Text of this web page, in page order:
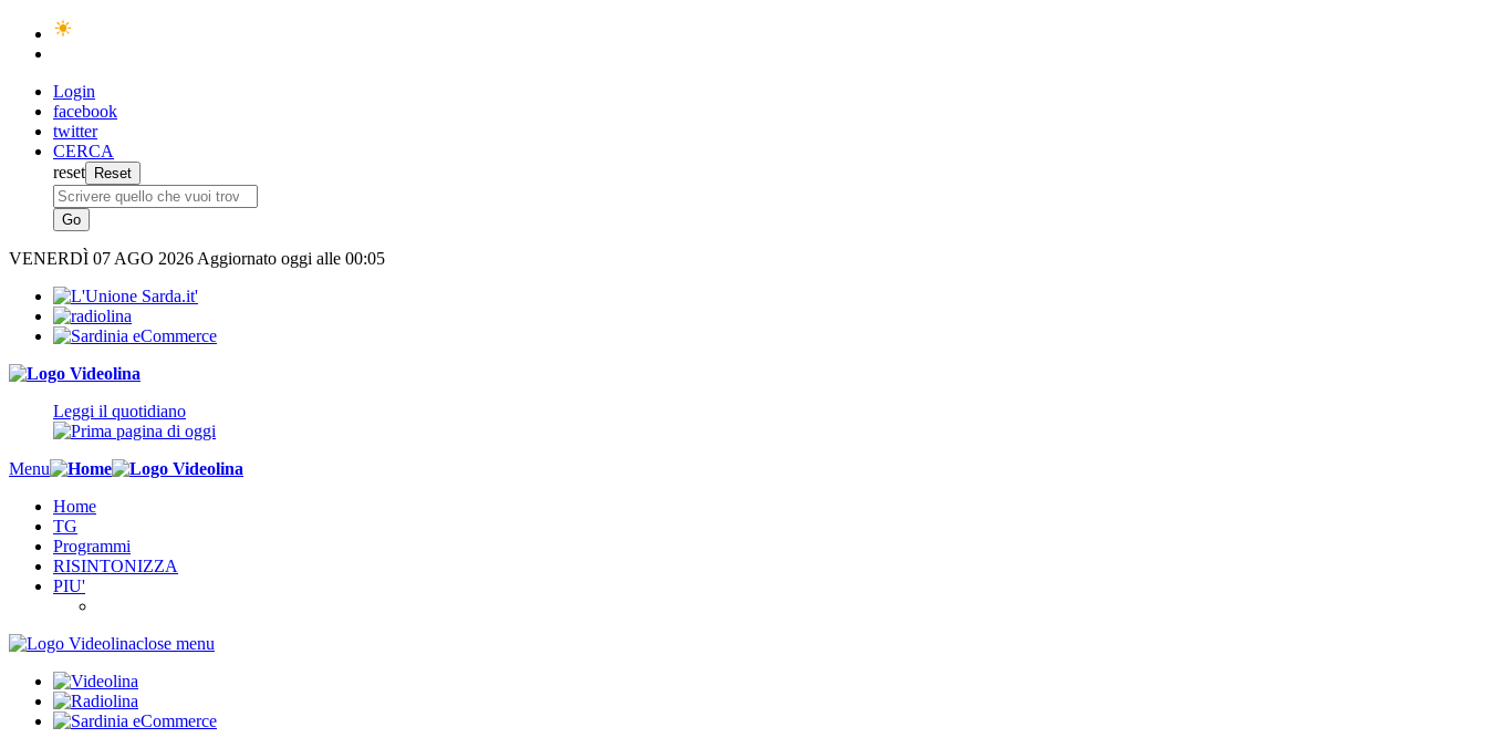
Login
facebook
twitter
CERCA
reset
VENERDÌ 07 AGO 2026 Aggiornato oggi alle 00:05
Leggi il quotidiano
Menu
Home
TG
Programmi
RISINTONIZZA
PIU'
close menu